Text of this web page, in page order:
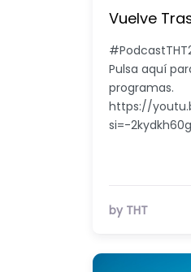
Vuelve
Pulsa aquí
programas.
https://
si=-
by THT